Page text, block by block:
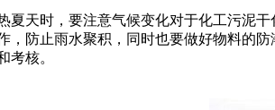
夏天时，要注意气候变化对于化工污泥
，防止雨水聚积，同时也要做好物料的
考核。